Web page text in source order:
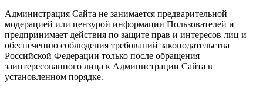
Администрация Сайта не занимается предварительной
модерацией или цензурой информации Пользователей и
предпринимает действия по защите прав и интересов лиц и
обеспечению соблюдения требований законодательства
Российской Федерации только после обращения
заинтересованного лица к Администрации Сайта в
установленном порядке.